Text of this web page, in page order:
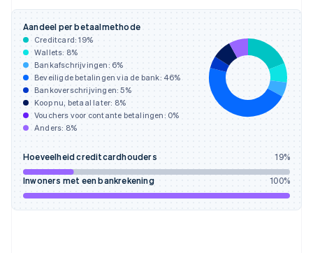
Aandeel per betaalmethode
Creditcard:19%
Wallets: 8%
Bankafschrijvingen: 6%
Beveiligde betalingen via de bank: 46%
Bankoverschrijvingen:5%
Koop nu, betaal later: 8%
Vouchers voor contante betalingen: 0%
Anders: 8%
Hoeveelheid creditcardhouders 19%
Inwoners met een bankrekening 100%
Hongarije
English
Hongkong SAR, China
English简体中文
Ierland
English
India
English
Italië
日本語English
Kroatië
EnglishItaliano